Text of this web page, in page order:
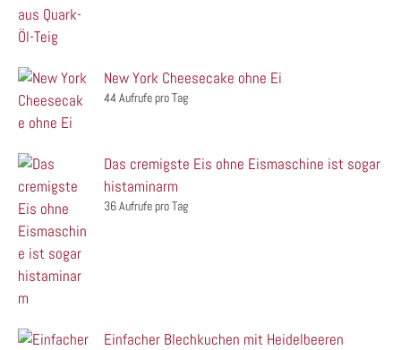
New York Cheesecake ohne Ei
44 Aufrufe pro Tag
Das cremigste Eis ohne Eismaschine ist sogar
histaminarm
36 Aufrufe pro Tag
Einfacher Blechkuchen mit Heidelbeeren